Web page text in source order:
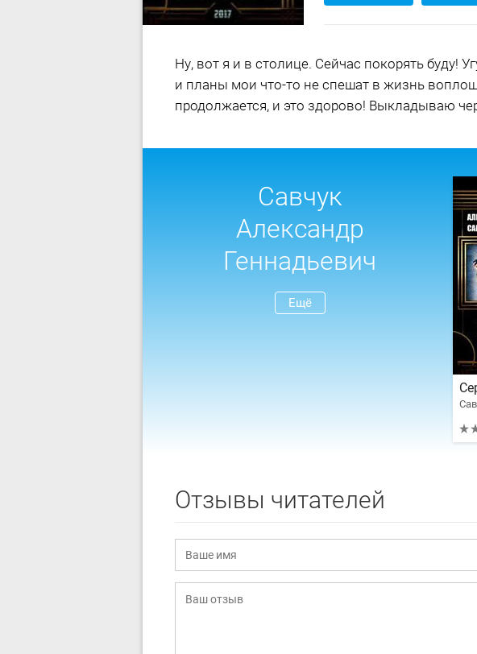
Ну, вот я и в столице. Сейчас покорять буду!
и планы мои что-то не спешат в жизнь
продолжается, и это здорово! Выкладываю
Савчук
Александр
Геннадьевич
Ещё
Отзывы читателей